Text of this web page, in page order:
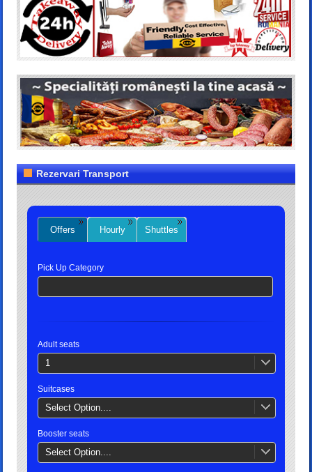
Rezervari Transport
Offers Hourly Shuttles
Pick Up Category
Adult seats
1
Suitcases
Select Option....
Booster seats
Select Option....